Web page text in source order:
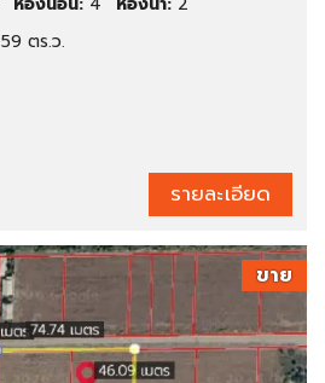
59 ตร.ว.
รายละเอียด
ขาย